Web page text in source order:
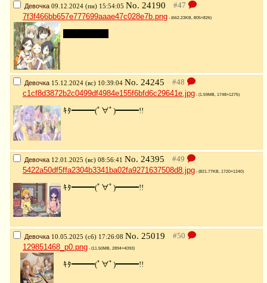
Девочка 09.12.2024 (пн) 15:54:05 No. 24190
7f3f466bb657e777699aaae47c028e7b.png - (662.23KB, 805×826)
Девочка 15.12.2024 (вс) 10:39:04 No. 24245
c1cf8d3872b2c0499df4984e155f6bfd6c29641e.jpg - (1.59MB, 1748×1275)
ｷﾀ━━━(ﾟ∀ﾟ)━━━!!
Девочка 12.01.2025 (вс) 08:56:41 No. 24395
5422a50df5ffa2304b3341ba02fa9271637508d8.jpg - (821.77KB, 1720×1240)
ｷﾀ━━━(ﾟ∀ﾟ)━━━!!
Девочка 10.05.2025 (сб) 17:26:08 No. 25019
129851468_p0.png - (11.50MB, 2894×4093)
ｷﾀ━━━(ﾟ∀ﾟ)━━━!!